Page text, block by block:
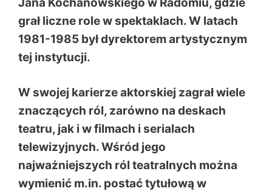
grał liczne role w spektaklach. W latach
1981-1985 był dyrektorem artystycznym
tej instytucji.
W swojej karierze aktorskiej zagrał wiele
znaczących ról, zarówno na deskach
teatru, jak i w filmach i serialach
telewizyjnych. Wśród jego
najważniejszych ról teatralnych można
wymienić m.in. postać tytułową w